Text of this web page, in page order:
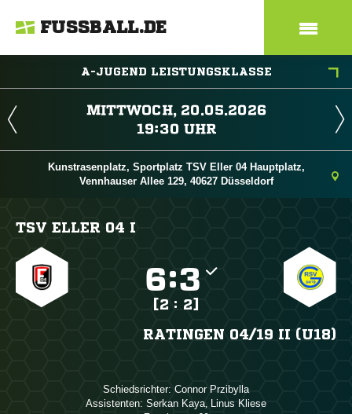
FUSSBALL.DE
A-JUGEND LEISTUNGSKLASSE
 
 
Kunstrasenplatz, Sportplatz TSV Eller 04 Hauptplatz,
Vennhauser Allee 129, 40627 Düsseldorf
TSV ELLER 04 I
:
[2 : 2]
RATINGEN 04/​19 II (U18)
Schiedsrichter:  
Assistenten:  ,  